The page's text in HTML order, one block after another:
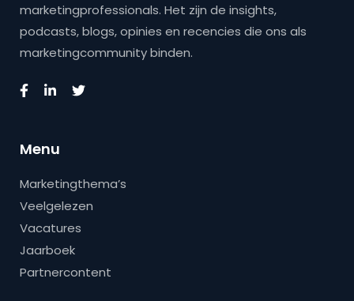
marketingprofessionals. Het zijn de insights,
podcasts, blogs, opinies en recencies die ons als
marketingcommunity binden.
Menu
Marketingthema’s
Veelgelezen
Vacatures
Jaarboek
Partnercontent